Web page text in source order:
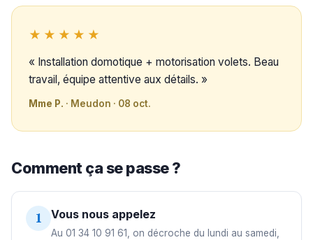
★★★★★
« Installation domotique + motorisation volets. Beau
travail, équipe attentive aux détails. »
Mme P. · Meudon · 08 oct.
Comment ça se passe ?
1 Vous nous appelez
Au 01 34 10 91 61, on décroche du lundi au samedi,